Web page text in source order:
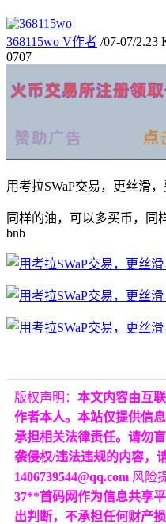
368115wo V作者 /07-07/2.23
0707
用考拉SWaP交易，更丝滑
同样的油，可以多买币，同
bnb
版权声明： 本文内容由互
作者本人。本站仅提供信
承担相关法律责任。请勿
袭侵权/违法违规的内容，
1406739544@qq.com 风险
37**首码网作为信息共享
出判断，不承担任何财产